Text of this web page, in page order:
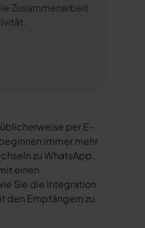
Zusammenarbeit
per E-
immer mehr
zu WhatsApp.
einen
Sie die Integration
den Empfängern zu